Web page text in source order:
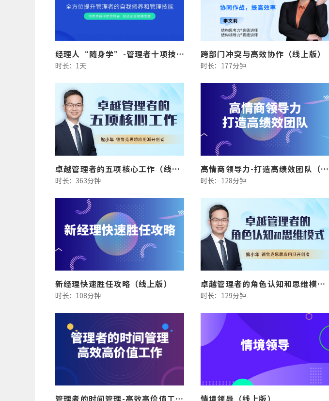
经理人“随身学”-管理者十项技能修炼（线上优选）
时长：1天
跨部门冲突与高效协作（线上版）
时长：177分钟
卓越管理者的五项核心工作（线上版）
时长：363分钟
高情商领导力-打造高绩效团队（线上版）
时长：128分钟
新经理快速胜任攻略（线上版）
时长：108分钟
卓越管理者的角色认知和思维模式（线上版）
时长：129分钟